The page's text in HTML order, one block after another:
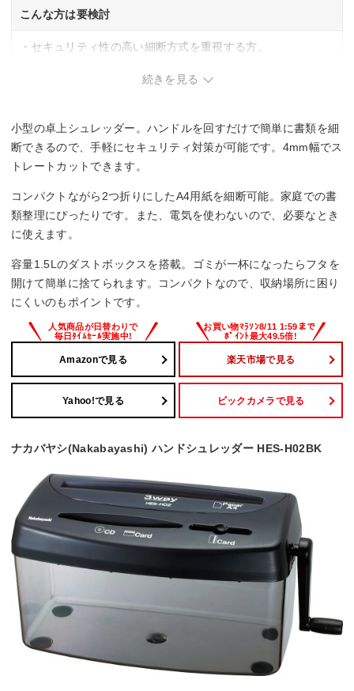
こんな方は要検討
・セキュリティ性の高い細断方式を重視する方。
続きを見る
小型の卓上シュレッダー。ハンドルを回すだけで簡単に書類を細
断できるので、手軽にセキュリティ対策が可能です。4mm幅でス
トレートカットできます。
コンパクトながら2つ折りにしたA4用紙を細断可能。家庭での書
類整理にぴったりです。また、電気を使わないので、必要なとき
に使えます。
容量1.5Lのダストボックスを搭載。ゴミが一杯になったらフタを
開けて簡単に捨てられます。コンパクトなので、収納場所に困り
にくいのもポイントです。
Amazonで見る 楽天市場で見る
Yahoo!で見る ビックカメラで見る
ナカバヤシ(Nakabayashi) ハンドシュレッダー HES-H02BK